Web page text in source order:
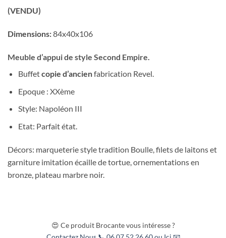
(VENDU)
Dimensions:84x40x106
Meuble d’appui de style Second Empire.
Buffetcopie d’ancienfabrication Revel.
Epoque : XXème
Style: Napoléon III
Etat: Parfait état.
Décors: marqueterie style tradition Boulle, filets de laitons et
garniture imitation écaille de tortue, ornementations en
bronze, plateau marbre noir.
😍 Ce produit Brocante vous intéresse ?